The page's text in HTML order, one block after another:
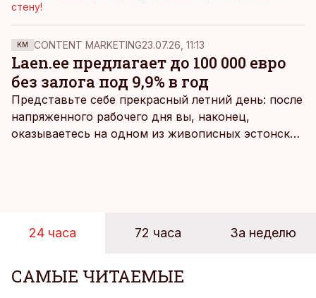
стену!
KM CONTENT MARKETING23.07.26, 11:13
Laen.ee предлагает до 100 000 евро
без залога под 9,9% в год
Представьте себе прекрасный летний день: после
напряженного рабочего дня вы, наконец,
оказываетесь на одном из живописных эстонских
24 часа 72 часа За неделю
САМЫЕ ЧИТАЕМЫЕ